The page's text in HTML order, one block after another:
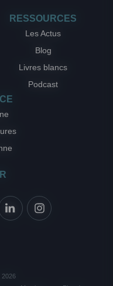
RESSOURCES
Les Actus
Blog
Livres blancs
Podcast
2026